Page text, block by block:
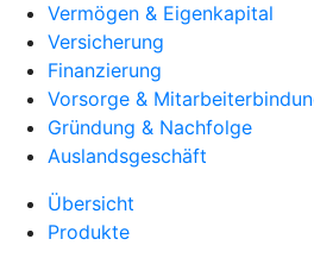
Vermögen & Eigenkapital
Versicherung
Finanzierung
Vorsorge &
Gründung & Nachfolge
Auslandsgeschäft
Übersicht
Produkte